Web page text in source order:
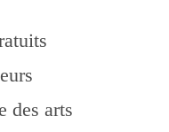
des arts